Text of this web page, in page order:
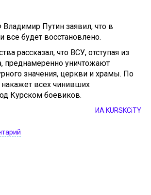
Путин заявил, что в
все будет восстановлено.
рассказал, что ВСУ, отступая из
преднамеренно уничтожают
значения, церкви и храмы. По
всех чинивших
Курском боевиков.
ИА KURSKCiTY